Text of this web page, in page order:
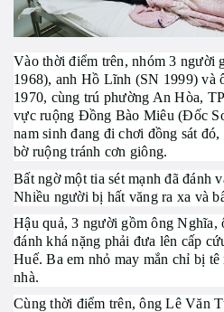
Vào thời điểm trên, nhóm 3 người
1968), anh Hồ Lĩnh (SN 1999) và
1970, cùng trú phường An Hòa,
vực ruộng Đồng Bào Miêu (Đốc
nam sinh đang đi chơi đồng sát
bờ ruộng tránh cơn giông.
Bất ngờ một tia sét mạnh đã đánh
Nhiều người bị hất văng ra xa và
Hậu quả, 3 người gồm ông Nghĩa,
đánh khá nặng phải đưa lên cấp
Huế. Ba em nhỏ may mắn chỉ bị
nhà.
Cùng thời điểm trên, ông Lê Văn